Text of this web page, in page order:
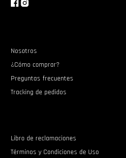
Nosotros
¿Cómo comprar?
Preguntas frecuentes
Tracking de pedidos
Libro de reclamaciones
Términos y Condiciones de Uso